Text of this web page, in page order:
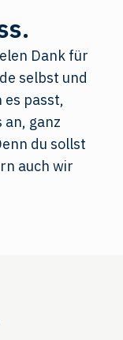
Dank für
selbst und
es passt,
ganz
du sollst
auch wir